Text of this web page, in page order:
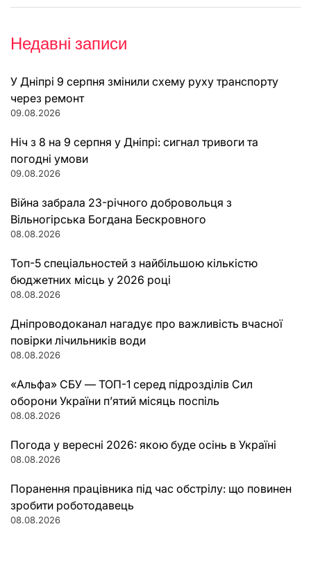
Недавні записи
У Дніпрі 9 серпня змінили схему руху транспорту
через ремонт
09.08.2026
Ніч з 8 на 9 серпня у Дніпрі: сигнал тривоги та
погодні умови
09.08.2026
Війна забрала 23-річного добровольця з
Вільногірська Богдана Бескровного
08.08.2026
Топ-5 спеціальностей з найбільшою кількістю
бюджетних місць у 2026 році
08.08.2026
Дніпроводоканал нагадує про важливість вчасної
повірки лічильників води
08.08.2026
«Альфа» СБУ — ТОП-1 серед підрозділів Сил
оборони України п’ятий місяць поспіль
08.08.2026
Погода у вересні 2026: якою буде осінь в Україні
08.08.2026
Поранення працівника під час обстрілу: що повинен
зробити роботодавець
08.08.2026